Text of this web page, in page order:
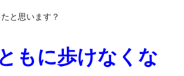
と思います？
もに歩けなくな